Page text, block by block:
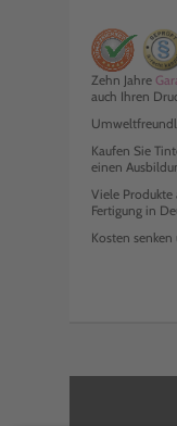
Zehn Jahre
auch Ihren
Kaufen Sie
einen
Viele Produkte
Fertigung in
Kosten senken